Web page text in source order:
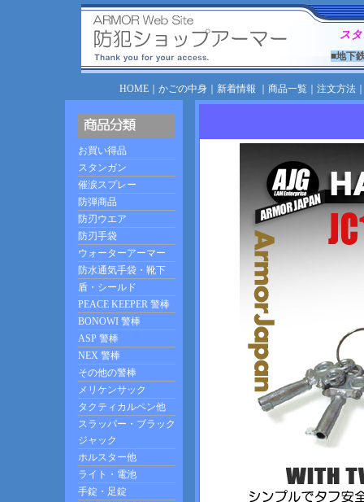
ス
■地下
HOME｜ かごの中身｜ 新着情報 商品一覧｜ 注文方法